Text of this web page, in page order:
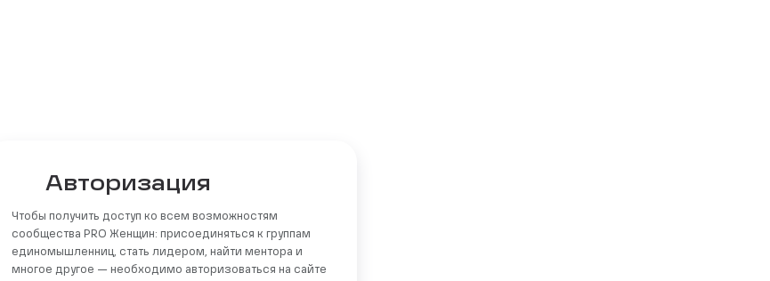
Авторизация
Чтобы получить доступ ко всем возможностям
сообщества PRO Женщин: присоединяться к группам
единомышленниц, стать лидером, найти ментора и
многое другое — необходимо авторизоваться на сайте